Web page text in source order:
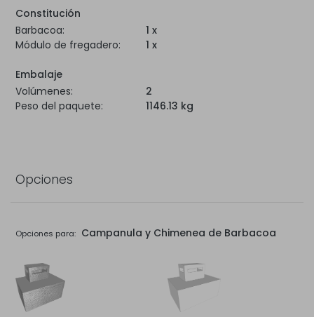
Constitución
Barbacoa:
1 x
Módulo de fregadero:
1 x
Embalaje
Volúmenes:
2
Peso del paquete:
1146.13 kg
Opciones
Opciones para: Campanula y Chimenea de Barbacoa